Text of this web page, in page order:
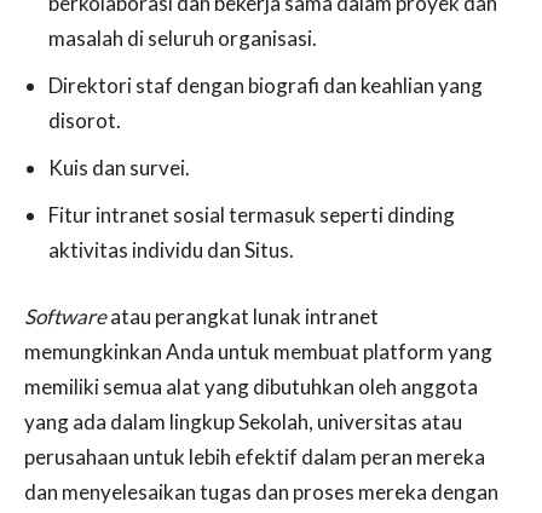
masalah di seluruh organisasi.
Direktori staf dengan biografi dan keahlian yang
disorot.
Kuis dan survei.
Fitur intranet sosial termasuk seperti dinding
aktivitas individu dan Situs.
Softwareatau perangkat lunak intranet
memungkinkan Anda untuk membuat platform yang
memiliki semua alat yang dibutuhkan oleh anggota
yang ada dalam lingkup Sekolah, universitas atau
perusahaan untuk lebih efektif dalam peran mereka
dan menyelesaikan tugas dan proses mereka dengan